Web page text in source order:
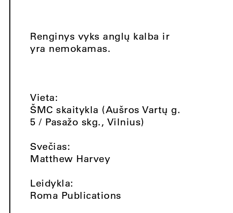
Renginys vyks anglų kalba ir
yra nemokamas.
Vieta:
ŠMC skaitykla (Aušros Vartų g.
5 / Pasažo skg., Vilnius)
Svečias:
Matthew Harvey
Leidykla:
Roma Publications